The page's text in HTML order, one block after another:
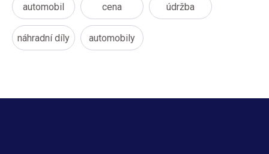
automobil cena údržba
náhradní díly automobily